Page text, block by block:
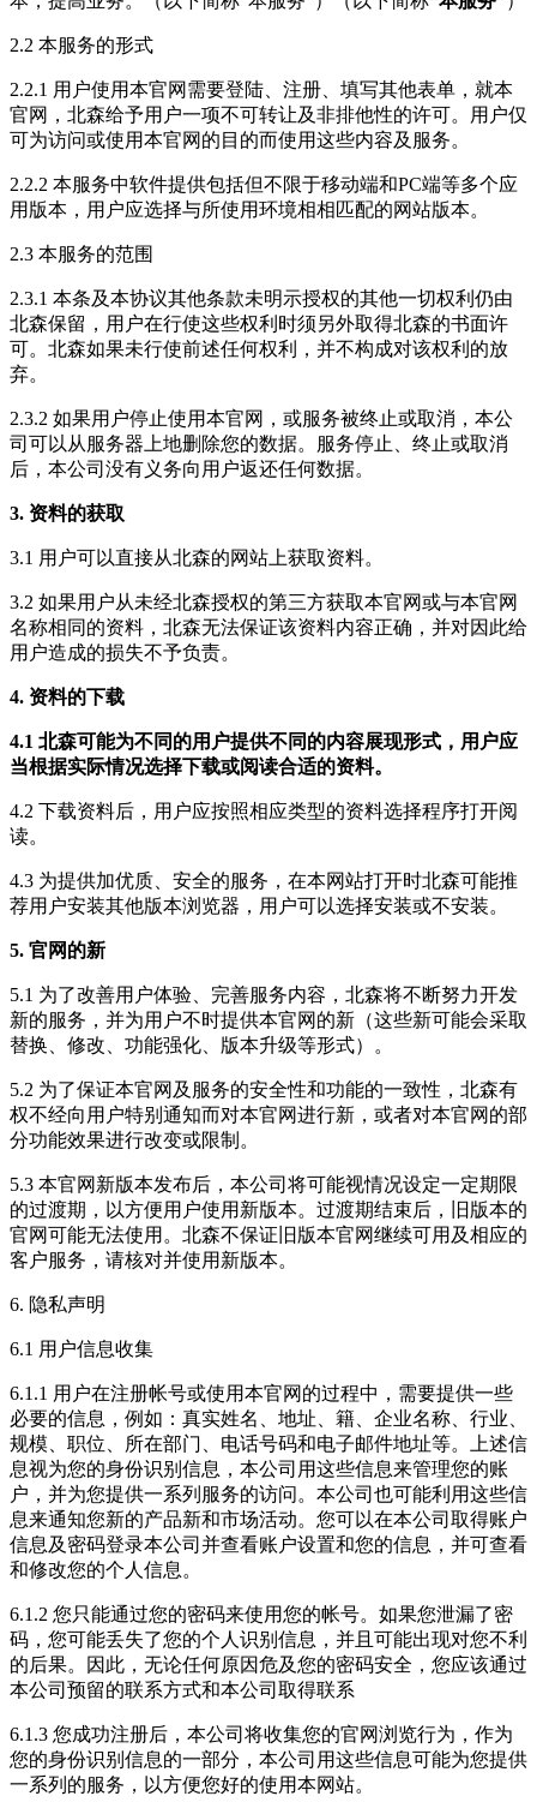
2.2 本服务的形式
2.2.1 用户使用本官网需要登陆、注册、填写其他表单，就本
官网，北森给予用户一项不可转让及非排他性的许可。用户仅
可为访问或使用本官网的目的而使用这些内容及服务。
2.2.2 本服务中软件提供包括但不限于移动端和PC端等多个应
用版本，用户应选择与所使用环境相相匹配的网站版本。
2.3 本服务的范围
2.3.1 本条及本协议其他条款未明示授权的其他一切权利仍由
北森保留，用户在行使这些权利时须另外取得北森的书面许
可。北森如果未行使前述任何权利，并不构成对该权利的放
弃。
2.3.2 如果用户停止使用本官网，或服务被终止或取消，本公
司可以从服务器上地删除您的数据。服务停止、终止或取消
后，本公司没有义务向用户返还任何数据。
3. 资料的获取
3.1 用户可以直接从北森的网站上获取资料。
3.2 如果用户从未经北森授权的第三方获取本官网或与本官网
名称相同的资料，北森无法保证该资料内容正确，并对因此给
用户造成的损失不予负责。
4. 资料的下载
4.1 北森可能为不同的用户提供不同的内容展现形式，用户应
当根据实际情况选择下载或阅读合适的资料。
4.2 下载资料后，用户应按照相应类型的资料选择程序打开阅
读。
4.3 为提供加优质、安全的服务，在本网站打开时北森可能推
荐用户安装其他版本浏览器，用户可以选择安装或不安装。
5. 官网的新
5.1 为了改善用户体验、完善服务内容，北森将不断努力开发
新的服务，并为用户不时提供本官网的新（这些新可能会采取
替换、修改、功能强化、版本升级等形式）。
5.2 为了保证本官网及服务的安全性和功能的一致性，北森有
权不经向用户特别通知而对本官网进行新，或者对本官网的部
分功能效果进行改变或限制。
5.3 本官网新版本发布后，本公司将可能视情况设定一定期限
的过渡期，以方便用户使用新版本。过渡期结束后，旧版本的
官网可能无法使用。北森不保证旧版本官网继续可用及相应的
客户服务，请核对并使用新版本。
6. 隐私声明
6.1 用户信息收集
6.1.1 用户在注册帐号或使用本官网的过程中，需要提供一些
必要的信息，例如：真实姓名、地址、籍、企业名称、行业、
规模、职位、所在部门、电话号码和电子邮件地址等。上述信
息视为您的身份识别信息，本公司用这些信息来管理您的账
户，并为您提供一系列服务的访问。本公司也可能利用这些信
息来通知您新的产品新和市场活动。您可以在本公司取得账户
信息及密码登录本公司并查看账户设置和您的信息，并可查看
和修改您的个人信息。
6.1.2 您只能通过您的密码来使用您的帐号。如果您泄漏了密
码，您可能丢失了您的个人识别信息，并且可能出现对您不利
的后果。因此，无论任何原因危及您的密码安全，您应该通过
本公司预留的联系方式和本公司取得联系
6.1.3 您成功注册后，本公司将收集您的官网浏览行为，作为
您的身份识别信息的一部分，本公司用这些信息可能为您提供
一系列的服务，以方便您好的使用本网站。